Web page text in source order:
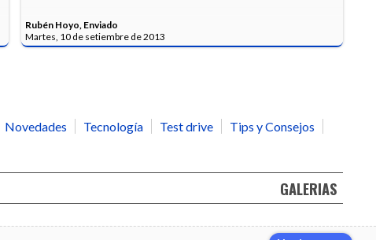
Rubén Hoyo, Enviado
Martes, 10 de setiembre de 2013
Novedades Tecnología Test drive
Tips y Consejos
GALERIAS